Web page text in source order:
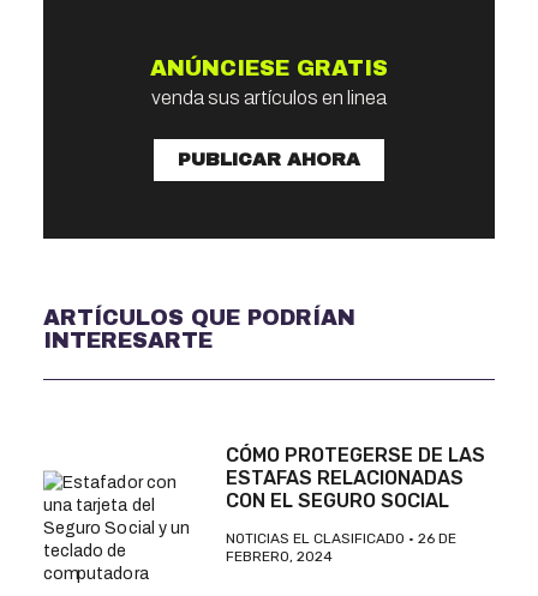
ANÚNCIESE GRATIS
venda sus artículos en linea
PUBLICAR AHORA
ARTÍCULOS QUE PODRÍAN
INTERESARTE
CÓMO PROTEGERSE DE LAS
ESTAFAS RELACIONADAS
CON EL SEGURO SOCIAL
NOTICIAS EL CLASIFICADO
26 DE
FEBRERO, 2024